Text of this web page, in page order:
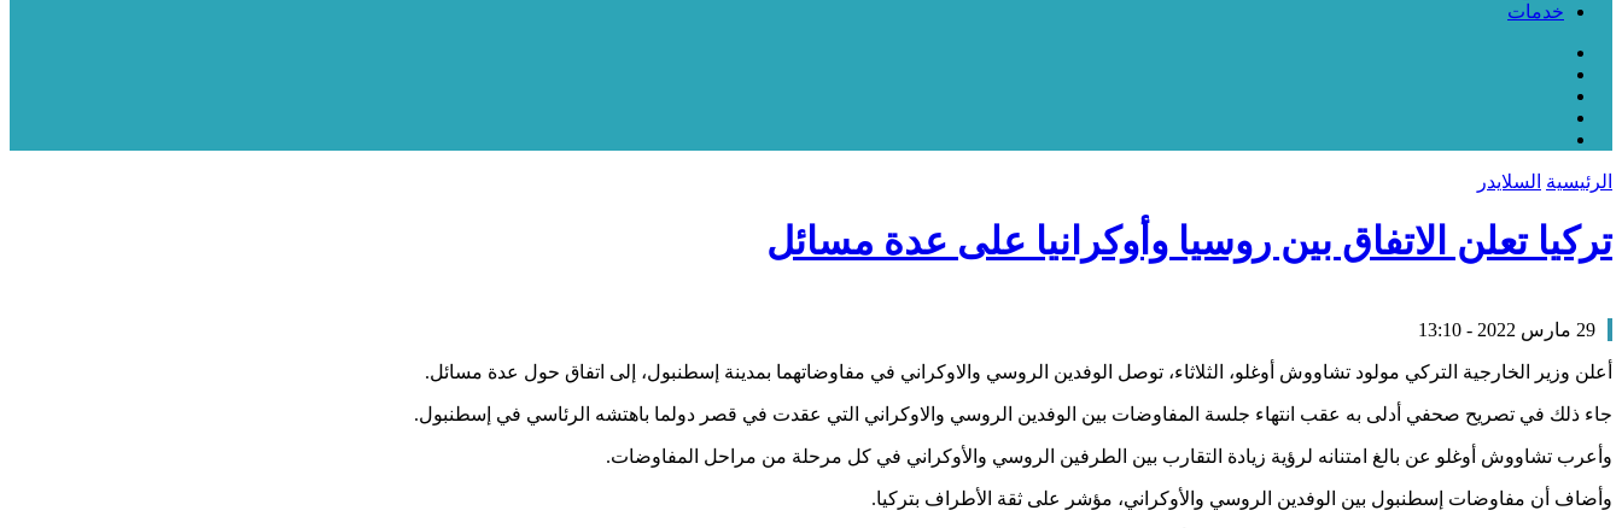
خدمات
الرئيسية السلايدر
تركيا تعلن الاتفاق بين روسيا وأوكرانيا على عدة مسائل
29 مارس 2022 - 13:10
أعلن وزير الخارجية التركي مولود تشاووش أوغلو، الثلاثاء، توصل الوفدين الروسي والاوكراني في مفاوضاتهما بمدينة إسطنبول، إلى اتفاق حول عدة مسائل.
جاء ذلك في تصريح صحفي أدلى به عقب انتهاء جلسة المفاوضات بين الوفدين الروسي والاوكراني التي عقدت في قصر دولما باهتشه الرئاسي في إسطنبول.
وأعرب تشاووش أوغلو عن بالغ امتنانه لرؤية زيادة التقارب بين الطرفين الروسي والأوكراني في كل مرحلة من مراحل المفاوضات.
وأضاف أن مفاوضات إسطنبول بين الوفدين الروسي والأوكراني، مؤشر على ثقة الأطراف بتركيا.